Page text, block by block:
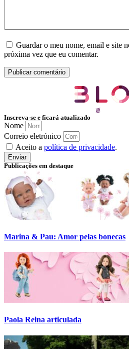
Guardar o meu nome, email e site
próxima vez que eu comentar.
Inscreva-se e ficará atualizado
Nome
Correio eletrónico
Aceito a política de privacidade.
Enviar
Publicações em destaque
Marina & Pau: Amor pelas bonecas
Paola Reina articulada